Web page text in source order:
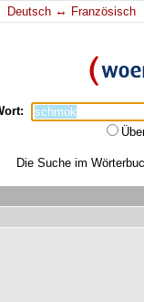
Deutsch ↔ Französisch
Die Suche im